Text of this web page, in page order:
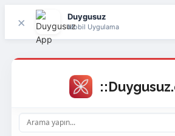
× Duygusuz
Mobil Uygulama